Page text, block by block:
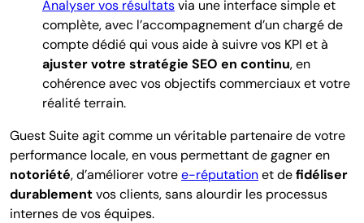
Analyser vos résultatsvia une interface simple et
complète, avec l’accompagnement d’un chargé de
compte dédié qui vous aide à suivre vos KPI et à
ajuster votre stratégie SEO en continu, en
cohérence avec vos objectifs commerciaux et votre
réalité terrain.
Guest Suite agit comme un véritable partenaire de votre
performance locale, en vous permettant de gagner en
notoriété, d’améliorer votree-réputationet defidéliser
durablementvos clients, sans alourdir les processus
internes de vos équipes.